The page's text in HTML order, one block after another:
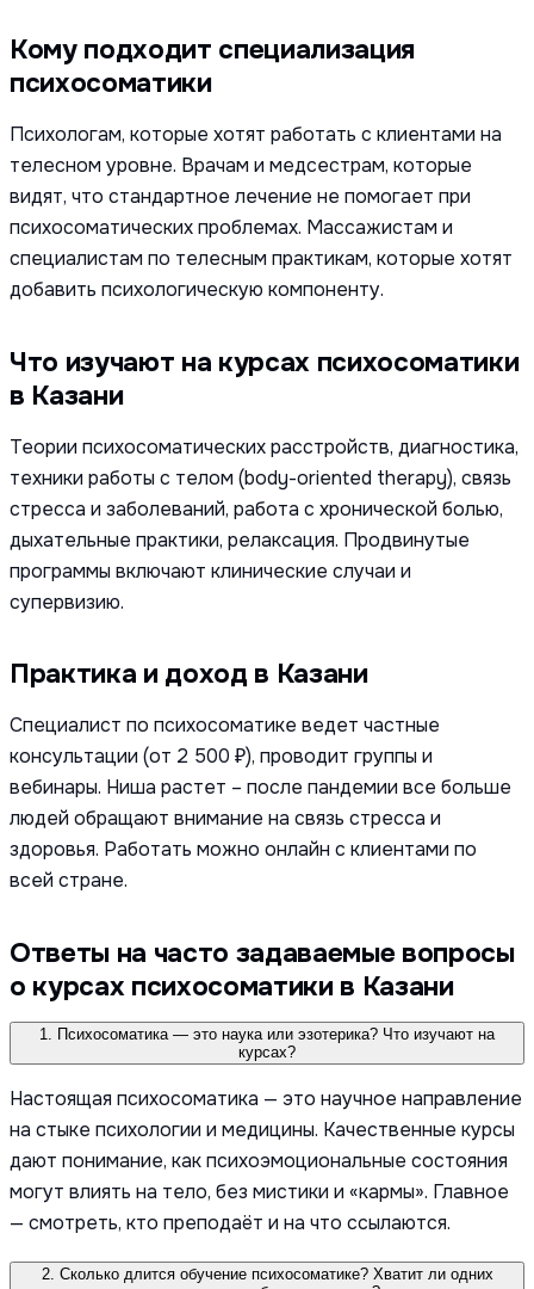
Кому подходит специализация
психосоматики
Психологам, которые хотят работать с клиентами на
телесном уровне. Врачам и медсестрам, которые
видят, что стандартное лечение не помогает при
психосоматических проблемах. Массажистам и
специалистам по телесным практикам, которые хотят
добавить психологическую компоненту.
Что изучают на курсах психосоматики
в Казани
Теории психосоматических расстройств, диагностика,
техники работы с телом (body-oriented therapy), связь
стресса и заболеваний, работа с хронической болью,
дыхательные практики, релаксация. Продвинутые
программы включают клинические случаи и
супервизию.
Практика и доход в Казани
Специалист по психосоматике ведет частные
консультации (от 2 500 ₽), проводит группы и
вебинары. Ниша растет – после пандемии все больше
людей обращают внимание на связь стресса и
здоровья. Работать можно онлайн с клиентами по
всей стране.
Ответы на часто задаваемые вопросы
о курсах психосоматики в Казани
1. Психосоматика — это наука или эзотерика? Что изучают на
курсах?
Настоящая психосоматика — это научное направление
на стыке психологии и медицины. Качественные курсы
дают понимание, как психоэмоциональные состояния
могут влиять на тело, без мистики и «кармы». Главное
— смотреть, кто преподаёт и на что ссылаются.
2. Сколько длится обучение психосоматике? Хватит ли одних